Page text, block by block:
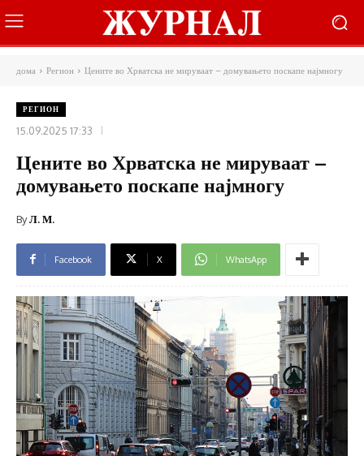
дома Регион Цените во Хрватска не мируваат – домувањето поскапе најмногу
РЕГИОН
15.09.2025 17:33
Цените во Хрватска не мируваат –
домувањето поскапе најмногу
ByЛ. М.
Facebook X WhatsApp